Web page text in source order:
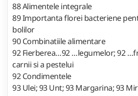
88 Alimentele integrale
89 Importanta florei bacteriene
bolilor
90 Combinatiile alimentare
92 Fierberea…92 …legumelor; 92
carnii si a pestelui
92 Condimentele
93 Ulei; 93 Unt; 93 Margarina; 93